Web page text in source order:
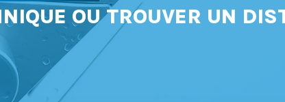
OU TROUVER UN